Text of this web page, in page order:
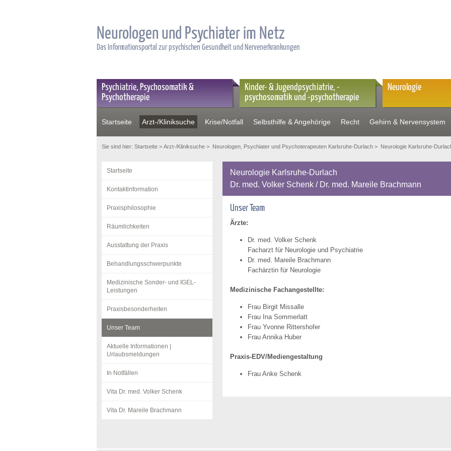
Neurologen und Psychiater im Netz
Das Informationsportal zur psychischen Gesundheit und Nervenerkrankungen
Psychiatrie, Psychosomatik &
Psychotherapie
Kinder- & Jugendpsychiatrie, -
psychosomatik und -psychotherapie
Neurologie
Startseite Arzt-/Kliniksuche Krise/Notfall Selbsthilfe & Angehörige Recht Gehirn & Nervensystem
Sie sind hier: Startseite > Arzt-/Kliniksuche > Neurologen, Psychiater und Psychoterapeuten Karlsruhe-Durlach > Neurologie Karlsruhe-
Startseite
Kontaktinformation
Praxisphilosophie
Räumlichkeiten
Ausstattung der Praxis
Behandlungsschwerpunkte
Medizinische Sonder- und IGEL-
Leistungen
Praxisbesonderheiten
Unser Team
Aktuelle Informationen |
Urlaubsmeldungen
In Notfällen
Vita Dr. med. Volker Schenk
Vita Dr. Mareile Brachmann
Neurologie Karlsruhe-Durlach
Dr. med. Volker Schenk / Dr. med. Mareile Brachmann
Unser Team
Ärzte:
Dr. med. Volker Schenk
Facharzt für Neurologie und Psychiatrie
Dr. med. Mareile Brachmann
Fachärztin für Neurologie
Medizinische Fachangestellte:
Frau Birgit Missalle
Frau Ina Sommerlatt
Frau Yvonne Rittershofer
Frau Annika Huber
Praxis-EDV/Mediengestaltung
Frau Anke Schenk